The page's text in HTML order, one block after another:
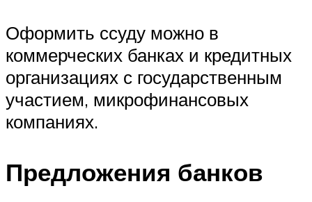
Оформить ссуду можно в
коммерческих банках и кредитных
организациях с государственным
участием, микрофинансовых
компаниях.
Предложения банков